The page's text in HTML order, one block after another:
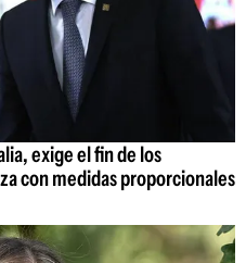
exige el fin de los
con medidas proporcionales